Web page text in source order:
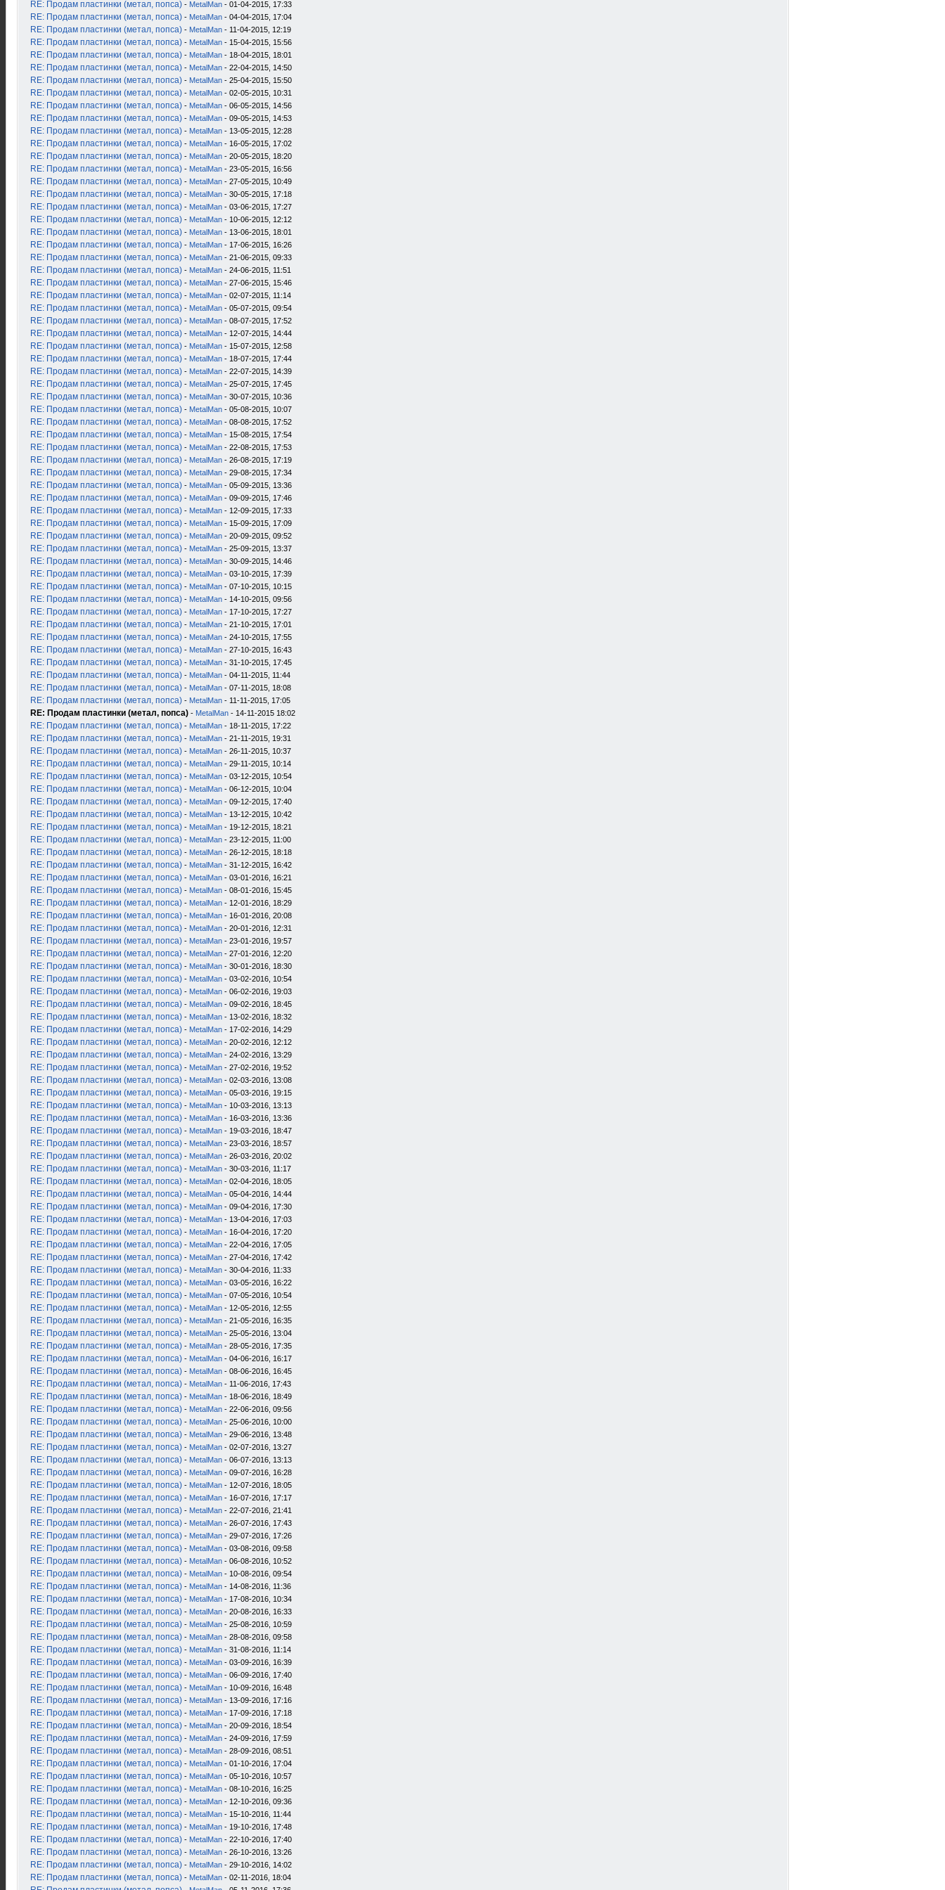
RE: Продам пластинки (метал, попса) - MetalMan - 01-04-2015, 17:33
RE: Продам пластинки (метал, попса) - MetalMan - 04-04-2015, 17:04
RE: Продам пластинки (метал, попса) - MetalMan - 11-04-2015, 12:19
RE: Продам пластинки (метал, попса) - MetalMan - 15-04-2015, 15:56
RE: Продам пластинки (метал, попса) - MetalMan - 18-04-2015, 18:01
RE: Продам пластинки (метал, попса) - MetalMan - 22-04-2015, 14:50
RE: Продам пластинки (метал, попса) - MetalMan - 25-04-2015, 15:50
RE: Продам пластинки (метал, попса) - MetalMan - 02-05-2015, 10:31
RE: Продам пластинки (метал, попса) - MetalMan - 06-05-2015, 14:56
RE: Продам пластинки (метал, попса) - MetalMan - 09-05-2015, 14:53
RE: Продам пластинки (метал, попса) - MetalMan - 13-05-2015, 12:28
RE: Продам пластинки (метал, попса) - MetalMan - 16-05-2015, 17:02
RE: Продам пластинки (метал, попса) - MetalMan - 20-05-2015, 18:20
RE: Продам пластинки (метал, попса) - MetalMan - 23-05-2015, 16:56
RE: Продам пластинки (метал, попса) - MetalMan - 27-05-2015, 10:49
RE: Продам пластинки (метал, попса) - MetalMan - 30-05-2015, 17:18
RE: Продам пластинки (метал, попса) - MetalMan - 03-06-2015, 17:27
RE: Продам пластинки (метал, попса) - MetalMan - 10-06-2015, 12:12
RE: Продам пластинки (метал, попса) - MetalMan - 13-06-2015, 18:01
RE: Продам пластинки (метал, попса) - MetalMan - 17-06-2015, 16:26
RE: Продам пластинки (метал, попса) - MetalMan - 21-06-2015, 09:33
RE: Продам пластинки (метал, попса) - MetalMan - 24-06-2015, 11:51
RE: Продам пластинки (метал, попса) - MetalMan - 27-06-2015, 15:46
RE: Продам пластинки (метал, попса) - MetalMan - 02-07-2015, 11:14
RE: Продам пластинки (метал, попса) - MetalMan - 05-07-2015, 09:54
RE: Продам пластинки (метал, попса) - MetalMan - 08-07-2015, 17:52
RE: Продам пластинки (метал, попса) - MetalMan - 12-07-2015, 14:44
RE: Продам пластинки (метал, попса) - MetalMan - 15-07-2015, 12:58
RE: Продам пластинки (метал, попса) - MetalMan - 18-07-2015, 17:44
RE: Продам пластинки (метал, попса) - MetalMan - 22-07-2015, 14:39
RE: Продам пластинки (метал, попса) - MetalMan - 25-07-2015, 17:45
RE: Продам пластинки (метал, попса) - MetalMan - 30-07-2015, 10:36
RE: Продам пластинки (метал, попса) - MetalMan - 05-08-2015, 10:07
RE: Продам пластинки (метал, попса) - MetalMan - 08-08-2015, 17:52
RE: Продам пластинки (метал, попса) - MetalMan - 15-08-2015, 17:54
RE: Продам пластинки (метал, попса) - MetalMan - 22-08-2015, 17:53
RE: Продам пластинки (метал, попса) - MetalMan - 26-08-2015, 17:19
RE: Продам пластинки (метал, попса) - MetalMan - 29-08-2015, 17:34
RE: Продам пластинки (метал, попса) - MetalMan - 05-09-2015, 13:36
RE: Продам пластинки (метал, попса) - MetalMan - 09-09-2015, 17:46
RE: Продам пластинки (метал, попса) - MetalMan - 12-09-2015, 17:33
RE: Продам пластинки (метал, попса) - MetalMan - 15-09-2015, 17:09
RE: Продам пластинки (метал, попса) - MetalMan - 20-09-2015, 09:52
RE: Продам пластинки (метал, попса) - MetalMan - 25-09-2015, 13:37
RE: Продам пластинки (метал, попса) - MetalMan - 30-09-2015, 14:46
RE: Продам пластинки (метал, попса) - MetalMan - 03-10-2015, 17:39
RE: Продам пластинки (метал, попса) - MetalMan - 07-10-2015, 10:15
RE: Продам пластинки (метал, попса) - MetalMan - 14-10-2015, 09:56
RE: Продам пластинки (метал, попса) - MetalMan - 17-10-2015, 17:27
RE: Продам пластинки (метал, попса) - MetalMan - 21-10-2015, 17:01
RE: Продам пластинки (метал, попса) - MetalMan - 24-10-2015, 17:55
RE: Продам пластинки (метал, попса) - MetalMan - 27-10-2015, 16:43
RE: Продам пластинки (метал, попса) - MetalMan - 31-10-2015, 17:45
RE: Продам пластинки (метал, попса) - MetalMan - 04-11-2015, 11:44
RE: Продам пластинки (метал, попса) - MetalMan - 07-11-2015, 18:08
RE: Продам пластинки (метал, попса) - MetalMan - 11-11-2015, 17:05
RE: Продам пластинки (метал, попса) - MetalMan - 14-11-2015 18:02
RE: Продам пластинки (метал, попса) - MetalMan - 18-11-2015, 17:22
RE: Продам пластинки (метал, попса) - MetalMan - 21-11-2015, 19:31
RE: Продам пластинки (метал, попса) - MetalMan - 26-11-2015, 10:37
RE: Продам пластинки (метал, попса) - MetalMan - 29-11-2015, 10:14
RE: Продам пластинки (метал, попса) - MetalMan - 03-12-2015, 10:54
RE: Продам пластинки (метал, попса) - MetalMan - 06-12-2015, 10:04
RE: Продам пластинки (метал, попса) - MetalMan - 09-12-2015, 17:40
RE: Продам пластинки (метал, попса) - MetalMan - 13-12-2015, 10:42
RE: Продам пластинки (метал, попса) - MetalMan - 19-12-2015, 18:21
RE: Продам пластинки (метал, попса) - MetalMan - 23-12-2015, 11:00
RE: Продам пластинки (метал, попса) - MetalMan - 26-12-2015, 18:18
RE: Продам пластинки (метал, попса) - MetalMan - 31-12-2015, 16:42
RE: Продам пластинки (метал, попса) - MetalMan - 03-01-2016, 16:21
RE: Продам пластинки (метал, попса) - MetalMan - 08-01-2016, 15:45
RE: Продам пластинки (метал, попса) - MetalMan - 12-01-2016, 18:29
RE: Продам пластинки (метал, попса) - MetalMan - 16-01-2016, 20:08
RE: Продам пластинки (метал, попса) - MetalMan - 20-01-2016, 12:31
RE: Продам пластинки (метал, попса) - MetalMan - 23-01-2016, 19:57
RE: Продам пластинки (метал, попса) - MetalMan - 27-01-2016, 12:20
RE: Продам пластинки (метал, попса) - MetalMan - 30-01-2016, 18:30
RE: Продам пластинки (метал, попса) - MetalMan - 03-02-2016, 10:54
RE: Продам пластинки (метал, попса) - MetalMan - 06-02-2016, 19:03
RE: Продам пластинки (метал, попса) - MetalMan - 09-02-2016, 18:45
RE: Продам пластинки (метал, попса) - MetalMan - 13-02-2016, 18:32
RE: Продам пластинки (метал, попса) - MetalMan - 17-02-2016, 14:29
RE: Продам пластинки (метал, попса) - MetalMan - 20-02-2016, 12:12
RE: Продам пластинки (метал, попса) - MetalMan - 24-02-2016, 13:29
RE: Продам пластинки (метал, попса) - MetalMan - 27-02-2016, 19:52
RE: Продам пластинки (метал, попса) - MetalMan - 02-03-2016, 13:08
RE: Продам пластинки (метал, попса) - MetalMan - 05-03-2016, 19:15
RE: Продам пластинки (метал, попса) - MetalMan - 10-03-2016, 13:13
RE: Продам пластинки (метал, попса) - MetalMan - 16-03-2016, 13:36
RE: Продам пластинки (метал, попса) - MetalMan - 19-03-2016, 18:47
RE: Продам пластинки (метал, попса) - MetalMan - 23-03-2016, 18:57
RE: Продам пластинки (метал, попса) - MetalMan - 26-03-2016, 20:02
RE: Продам пластинки (метал, попса) - MetalMan - 30-03-2016, 11:17
RE: Продам пластинки (метал, попса) - MetalMan - 02-04-2016, 18:05
RE: Продам пластинки (метал, попса) - MetalMan - 05-04-2016, 14:44
RE: Продам пластинки (метал, попса) - MetalMan - 09-04-2016, 17:30
RE: Продам пластинки (метал, попса) - MetalMan - 13-04-2016, 17:03
RE: Продам пластинки (метал, попса) - MetalMan - 16-04-2016, 17:20
RE: Продам пластинки (метал, попса) - MetalMan - 22-04-2016, 17:05
RE: Продам пластинки (метал, попса) - MetalMan - 27-04-2016, 17:42
RE: Продам пластинки (метал, попса) - MetalMan - 30-04-2016, 11:33
RE: Продам пластинки (метал, попса) - MetalMan - 03-05-2016, 16:22
RE: Продам пластинки (метал, попса) - MetalMan - 07-05-2016, 10:54
RE: Продам пластинки (метал, попса) - MetalMan - 12-05-2016, 12:55
RE: Продам пластинки (метал, попса) - MetalMan - 21-05-2016, 16:35
RE: Продам пластинки (метал, попса) - MetalMan - 25-05-2016, 13:04
RE: Продам пластинки (метал, попса) - MetalMan - 28-05-2016, 17:35
RE: Продам пластинки (метал, попса) - MetalMan - 04-06-2016, 16:17
RE: Продам пластинки (метал, попса) - MetalMan - 08-06-2016, 16:45
RE: Продам пластинки (метал, попса) - MetalMan - 11-06-2016, 17:43
RE: Продам пластинки (метал, попса) - MetalMan - 18-06-2016, 18:49
RE: Продам пластинки (метал, попса) - MetalMan - 22-06-2016, 09:56
RE: Продам пластинки (метал, попса) - MetalMan - 25-06-2016, 10:00
RE: Продам пластинки (метал, попса) - MetalMan - 29-06-2016, 13:48
RE: Продам пластинки (метал, попса) - MetalMan - 02-07-2016, 13:27
RE: Продам пластинки (метал, попса) - MetalMan - 06-07-2016, 13:13
RE: Продам пластинки (метал, попса) - MetalMan - 09-07-2016, 16:28
RE: Продам пластинки (метал, попса) - MetalMan - 12-07-2016, 18:05
RE: Продам пластинки (метал, попса) - MetalMan - 16-07-2016, 17:17
RE: Продам пластинки (метал, попса) - MetalMan - 22-07-2016, 21:41
RE: Продам пластинки (метал, попса) - MetalMan - 26-07-2016, 17:43
RE: Продам пластинки (метал, попса) - MetalMan - 29-07-2016, 17:26
RE: Продам пластинки (метал, попса) - MetalMan - 03-08-2016, 09:58
RE: Продам пластинки (метал, попса) - MetalMan - 06-08-2016, 10:52
RE: Продам пластинки (метал, попса) - MetalMan - 10-08-2016, 09:54
RE: Продам пластинки (метал, попса) - MetalMan - 14-08-2016, 11:36
RE: Продам пластинки (метал, попса) - MetalMan - 17-08-2016, 10:34
RE: Продам пластинки (метал, попса) - MetalMan - 20-08-2016, 16:33
RE: Продам пластинки (метал, попса) - MetalMan - 25-08-2016, 10:59
RE: Продам пластинки (метал, попса) - MetalMan - 28-08-2016, 09:58
RE: Продам пластинки (метал, попса) - MetalMan - 31-08-2016, 11:14
RE: Продам пластинки (метал, попса) - MetalMan - 03-09-2016, 16:39
RE: Продам пластинки (метал, попса) - MetalMan - 06-09-2016, 17:40
RE: Продам пластинки (метал, попса) - MetalMan - 10-09-2016, 16:48
RE: Продам пластинки (метал, попса) - MetalMan - 13-09-2016, 17:16
RE: Продам пластинки (метал, попса) - MetalMan - 17-09-2016, 17:18
RE: Продам пластинки (метал, попса) - MetalMan - 20-09-2016, 18:54
RE: Продам пластинки (метал, попса) - MetalMan - 24-09-2016, 17:59
RE: Продам пластинки (метал, попса) - MetalMan - 28-09-2016, 08:51
RE: Продам пластинки (метал, попса) - MetalMan - 01-10-2016, 17:04
RE: Продам пластинки (метал, попса) - MetalMan - 05-10-2016, 10:57
RE: Продам пластинки (метал, попса) - MetalMan - 08-10-2016, 16:25
RE: Продам пластинки (метал, попса) - MetalMan - 12-10-2016, 09:36
RE: Продам пластинки (метал, попса) - MetalMan - 15-10-2016, 11:44
RE: Продам пластинки (метал, попса) - MetalMan - 19-10-2016, 17:48
RE: Продам пластинки (метал, попса) - MetalMan - 22-10-2016, 17:40
RE: Продам пластинки (метал, попса) - MetalMan - 26-10-2016, 13:26
RE: Продам пластинки (метал, попса) - MetalMan - 29-10-2016, 14:02
RE: Продам пластинки (метал, попса) - MetalMan - 02-11-2016, 18:04